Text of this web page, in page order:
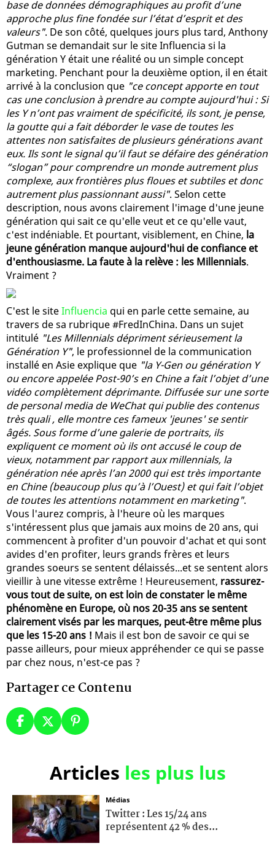
base de données démographiques au profit d’une
approche plus fine fondée sur l’état d’esprit et des
valeurs". De son côté, quelques jours plus tard, Anthony
Gutman se demandait sur le site Influencia si la
génération Y était une réalité ou un simple concept
marketing. Penchant pour la deuxième option, il en était
arrivé à la conclusion que "ce concept apporte en tout
cas une conclusion à prendre au compte aujourd'hui : Si
les Y n’ont pas vraiment de spécificité, ils sont, je pense,
la goutte qui a fait déborder le vase de toutes les
attentes non satisfaites de plusieurs générations avant
eux. Ils sont le signal qu’il faut se défaire des génération
“slogan” pour comprendre un monde autrement plus
complexe, aux frontières plus floues et subtiles et donc
autrement plus passionnant aussi". Selon cette
description, nous avons clairement l'image d'une jeune
génération qui sait ce qu'elle veut et ce qu'elle vaut,
c'est indéniable. Et pourtant, visiblement, en Chine, la
jeune génération manque aujourd'hui de confiance et
d'enthousiasme. La faute à la relève : les Millennials.
Vraiment ?
C'est le siteInfluencia qui en parle cette semaine, au
travers de sa rubrique #FredInChina. Dans un sujet
intitulé "Les Millennials dépriment sérieusement la
Génération Y", le professionnel de la communication
installé en Asie explique que "la Y-Gen ou génération Y
ou encore appelée Post-90’s en Chine a fait l’objet d’une
vidéo complètement déprimante. Diffusée sur une sorte
de personal media de WeChat qui publie des contenus
très quali , elle montre ces fameux 'jeunes' se sentir
âgés. Sous forme d’une galerie de portraits, ils
expliquent ce moment où ils ont accusé le coup de
vieux, notamment par rapport aux millennials, la
génération née après l’an 2000 qui est très importante
en Chine (beaucoup plus qu’à l’Ouest) et qui fait l’objet
de toutes les attentions notamment en marketing".
Vous l'aurez compris, à l'heure où les marques
s'intéressent plus que jamais aux moins de 20 ans, qui
commencent à profiter d'un pouvoir d'achat et qui sont
avides d'en profiter, leurs grands frères et leurs
grandes soeurs se sentent délaissés...et se sentent alors
vieillir à une vitesse extrême ! Heureusement, rassurez-
vous tout de suite, on est loin de constater le même
phénomène en Europe, où nos 20-35 ans se sentent
clairement visés par les marques, peut-être même plus
que les 15-20 ans ! Mais il est bon de savoir ce qui se
passe ailleurs, pour mieux appréhender ce qui se passe
par chez nous, n'est-ce pas ?
Partager ce Contenu
Articles les plus lus
Médias
Twitter : Les 15/24 ans
représentent 42 % des...